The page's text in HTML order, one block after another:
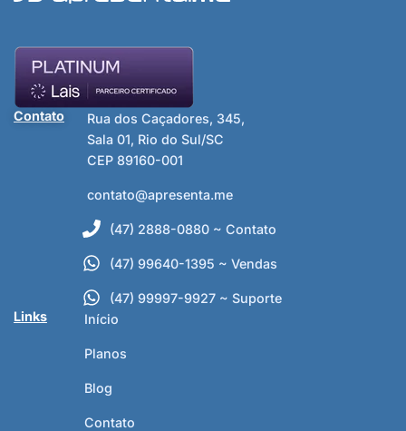
Contato
Rua dos Caçadores, 345,
Sala 01, Rio do Sul/SC
CEP 89160-001
contato@apresenta.me
(47) 2888-0880 ~ Contato
(47) 99640-1395 ~ Vendas
(47) 99997-9927 ~ Suporte
Links
Início
Planos
Blog
Contato